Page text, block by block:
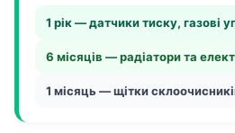
1 рік — датчики тиску, газові
6 місяців — радіатори та
1 місяць — щітки